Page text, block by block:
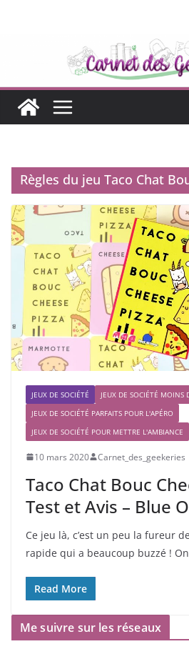
Règles du jeu Taco Chat
JEUX DE SOCIÉTÉ
JEUX DE SOCIÉTÉ MOINS
JEUX DE SOCIÉTÉ PARFAITS POUR L'APÉRO
JEUX DE SOCIÉTÉ POUR METTRE L'AMBIANCE
10 mars 2020 Carnet_des_geekeries
Taco Chat Bouc
Test et Avis – Blue
Ce jeu là, c’est un peu la fureur
rapide qui a beaucoup buzzé ! On
Read More
Me suivre sur les réseaux